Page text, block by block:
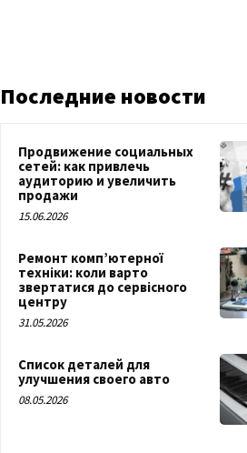
Последние новости
Продвижение социальных
сетей: как привлечь
аудиторию и увеличить
продажи
15.06.2026
Ремонт комп’ютерної
техніки: коли варто
звертатися до сервісного
центру
31.05.2026
Список деталей для
улучшения своего авто
08.05.2026